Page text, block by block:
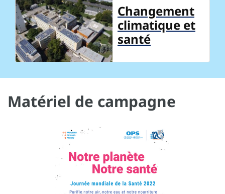
Changement
climatique et
santé
Matériel de campagne